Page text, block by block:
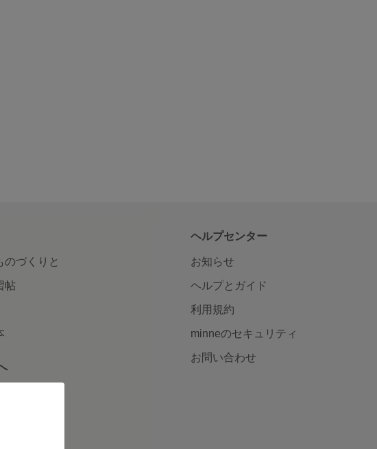
のづくりと
帖
ヘルプセンター
お知らせ
ヘルプとガイド
利用規約
minneのセキュリティ
お問い合わせ